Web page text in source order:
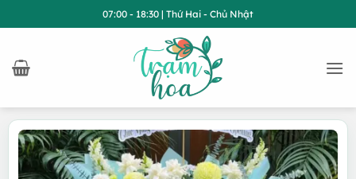
qua
dung
07:00 - 18:30 | Thứ Hai - Chủ Nhật